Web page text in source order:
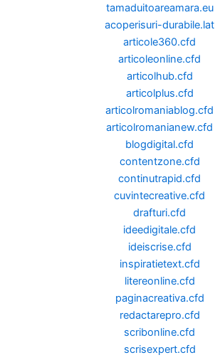
tamaduitoareamara.eu
acoperisuri-durabile.lat
articole360.cfd
articoleonline.cfd
articolhub.cfd
articolplus.cfd
articolromaniablog.cfd
articolromanianew.cfd
blogdigital.cfd
contentzone.cfd
continutrapid.cfd
cuvintecreative.cfd
drafturi.cfd
ideedigitale.cfd
ideiscrise.cfd
inspiratietext.cfd
litereonline.cfd
paginacreativa.cfd
redactarepro.cfd
scribonline.cfd
scrisexpert.cfd